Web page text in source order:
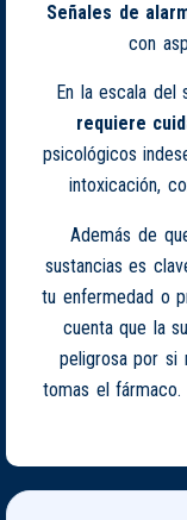
Señales de
con
En la escala
requiere
psicológicos
intoxicación,
Además de
sustancias es
tu enfermedad o
cuenta que la
peligrosa por si
tomas el